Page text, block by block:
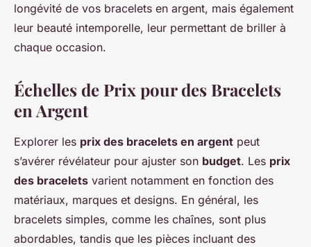
longévité de vos bracelets en argent, mais également
leur beauté intemporelle, leur permettant de briller à
chaque occasion.
Échelles de Prix pour des Bracelets
en Argent
Explorer les prix des bracelets en argent peut
s’avérer révélateur pour ajuster son budget. Les prix
des bracelets varient notamment en fonction des
matériaux, marques et designs. En général, les
bracelets simples, comme les chaînes, sont plus
abordables, tandis que les pièces incluant des